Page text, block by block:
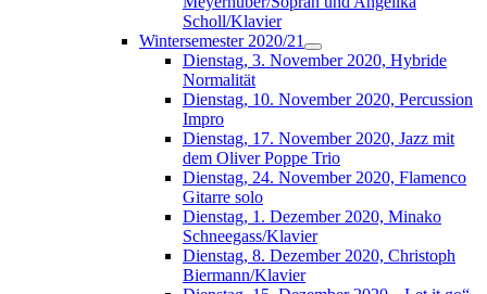
Scholl/Klavier
Wintersemester 2020/21
Dienstag, 3. November 2020, Hybride
Normalität
Dienstag, 10. November 2020, Percussion
Impro
Dienstag, 17. November 2020, Jazz mit
dem Oliver Poppe Trio
Dienstag, 24. November 2020, Flamenco
Gitarre solo
Dienstag, 1. Dezember 2020, Minako
Schneegass/Klavier
Dienstag, 8. Dezember 2020, Christoph
Biermann/Klavier